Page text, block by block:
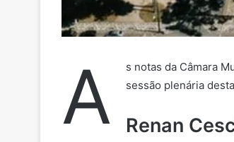
A s notas da Câmara
sessão plenária desta
Renan